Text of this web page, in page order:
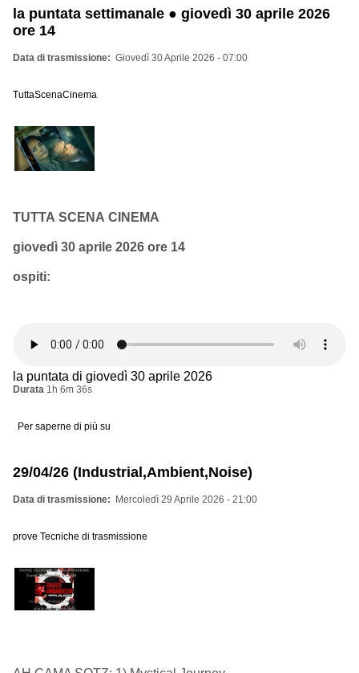
speciale
la puntata settimanale ● giovedì 30 aprile 2026
ore 14
Data di trasmissione Giovedì 30 Aprile 2026 - 07:00
TuttaScenaCinema
TUTTA SCENA CINEMA
giovedì 30 aprile 2026 ore 14
ospiti:
la puntata di giovedì 30 aprile 2026
Durata 1h 6m 36s
Per saperne di più su
giovedì
aprile
2026
29/04/26 (Industrial,Ambient,Noise)
Data di trasmissione Mercoledì 29 Aprile 2026 - 21:00
prove Tecniche di trasmissione